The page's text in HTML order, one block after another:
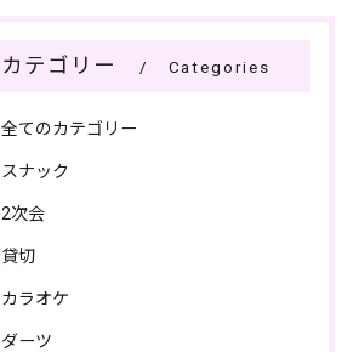
カテゴリー Categories
全てのカテゴリー
スナック
2次会
貸切
カラオケ
ダーツ